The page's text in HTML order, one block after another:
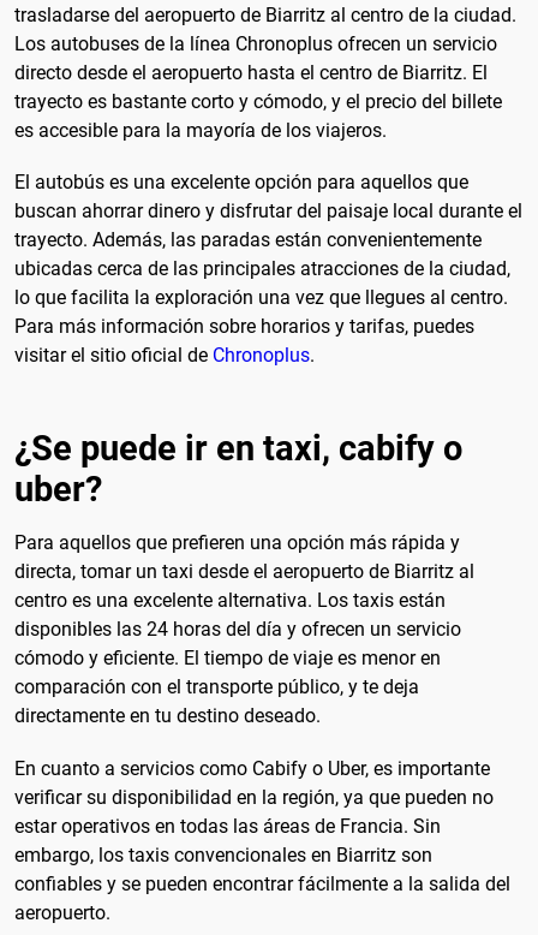
trasladarse del aeropuerto de Biarritz al centro de la ciudad.
Los autobuses de la línea Chronoplus ofrecen un servicio
directo desde el aeropuerto hasta el centro de Biarritz. El
trayecto es bastante corto y cómodo, y el precio del billete
es accesible para la mayoría de los viajeros.
El autobús es una excelente opción para aquellos que
buscan ahorrar dinero y disfrutar del paisaje local durante el
trayecto. Además, las paradas están convenientemente
ubicadas cerca de las principales atracciones de la ciudad,
lo que facilita la exploración una vez que llegues al centro.
Para más información sobre horarios y tarifas, puedes
visitar el sitio oficial de Chronoplus.
¿Se puede ir en taxi, cabify o
uber?
Para aquellos que prefieren una opción más rápida y
directa, tomar un taxi desde el aeropuerto de Biarritz al
centro es una excelente alternativa. Los taxis están
disponibles las 24 horas del día y ofrecen un servicio
cómodo y eficiente. El tiempo de viaje es menor en
comparación con el transporte público, y te deja
directamente en tu destino deseado.
En cuanto a servicios como Cabify o Uber, es importante
verificar su disponibilidad en la región, ya que pueden no
estar operativos en todas las áreas de Francia. Sin
embargo, los taxis convencionales en Biarritz son
confiables y se pueden encontrar fácilmente a la salida del
aeropuerto.